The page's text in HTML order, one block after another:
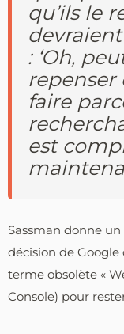
qu’ils le
: ‘Oh,
repenser
faire
est
Sassman donne
décision de
terme obsolète «
Console) pour